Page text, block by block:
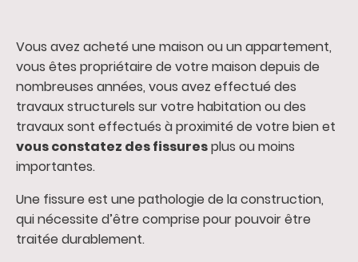
Vous avez acheté une maison ou un appartement,
vous êtes propriétaire de votre maison depuis de
nombreuses années, vous avez effectué des
travaux structurels sur votre habitation ou des
travaux sont effectués à proximité de votre bien et
vous constatez des fissuresplus ou moins
importantes.
Une fissure est une pathologie de la construction,
qui nécessite d’être comprise pour pouvoir être
traitée durablement.